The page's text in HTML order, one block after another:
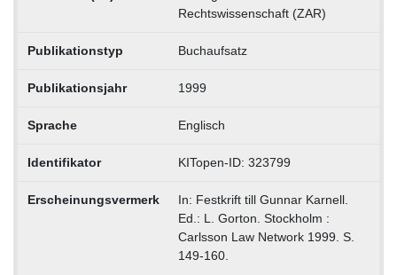
Rechtswissenschaft (ZAR)
Publikationstyp Buchaufsatz
Publikationsjahr 1999
Sprache Englisch
Identifikator KITopen-ID: 323799
Erscheinungsvermerk
In: Festkrift till Gunnar Karnell.
Ed.: L. Gorton. Stockholm :
Carlsson Law Network 1999. S.
149-160.